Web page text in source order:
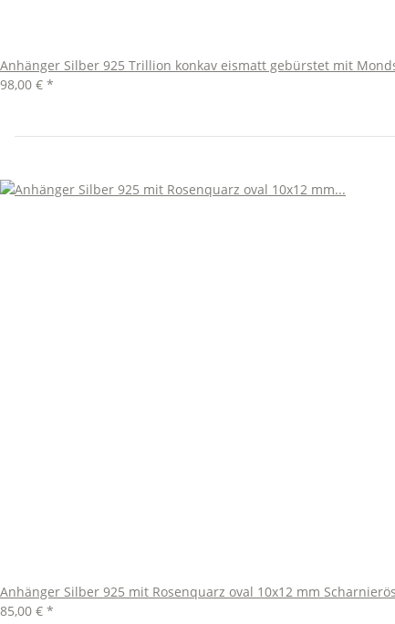
Anhänger Silber 925 Trillion konkav eismatt gebürstet mit
98,00 € *
Anhänger Silber 925 mit Rosenquarz oval 10x12 mm
85,00 € *